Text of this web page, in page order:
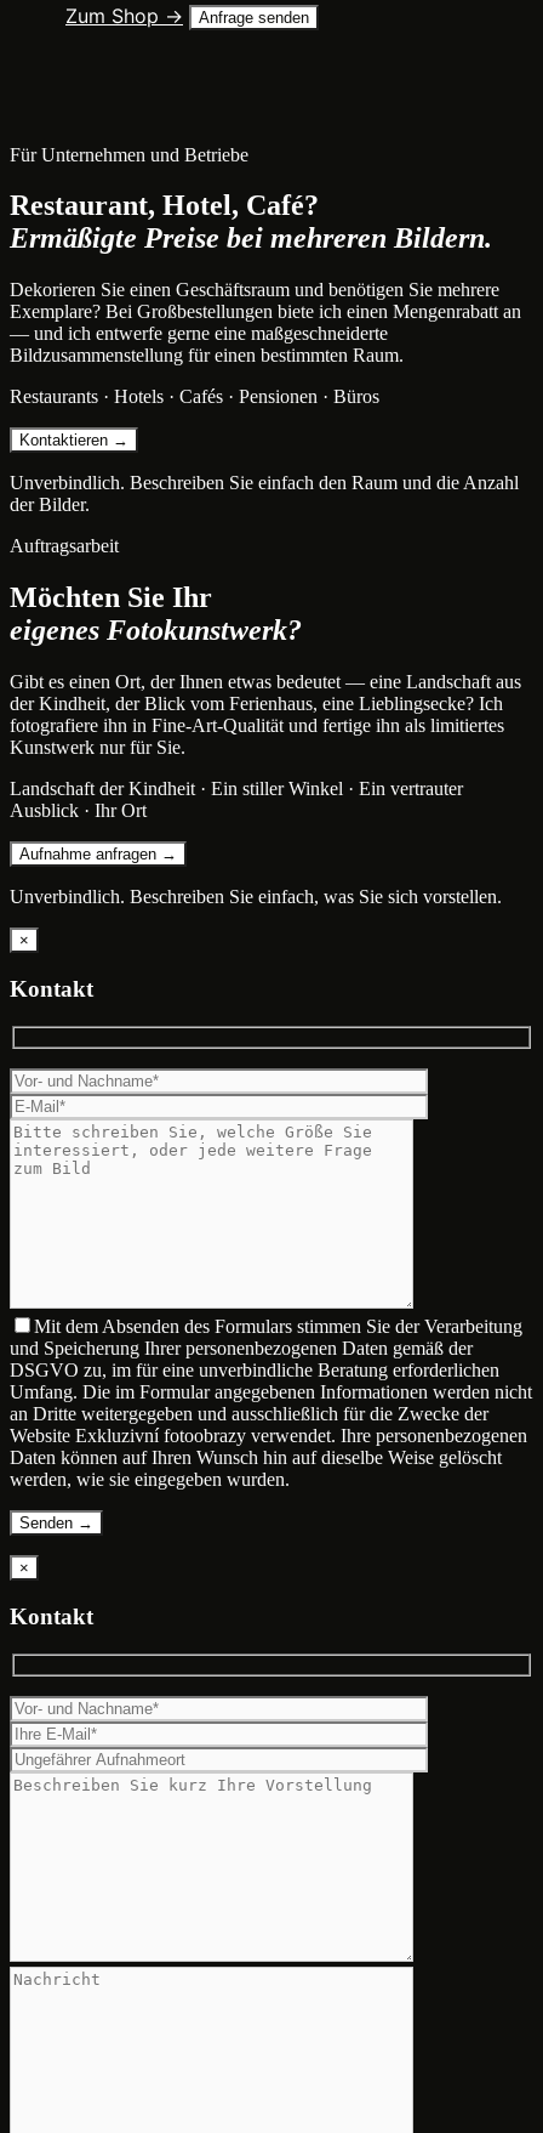
Zum Shop → Anfrage senden
Für Unternehmen und Betriebe
Restaurant, Hotel, Café?
Ermäßigte Preise bei mehreren Bildern.
Dekorieren Sie einen Geschäftsraum und benötigen Sie mehrere
Exemplare? Bei Großbestellungen biete ich einen Mengenrabatt an
— und ich entwerfe gerne eine maßgeschneiderte
Bildzusammenstellung für einen bestimmten Raum.
Restaurants · Hotels · Cafés · Pensionen · Büros
Kontaktieren →
Unverbindlich. Beschreiben Sie einfach den Raum und die Anzahl
der Bilder.
Auftragsarbeit
Möchten Sie Ihr
eigenes Fotokunstwerk?
Gibt es einen Ort, der Ihnen etwas bedeutet — eine Landschaft aus
der Kindheit, der Blick vom Ferienhaus, eine Lieblingsecke? Ich
fotografiere ihn in Fine-Art-Qualität und fertige ihn als limitiertes
Kunstwerk nur für Sie.
Landschaft der Kindheit · Ein stiller Winkel · Ein vertrauter
Ausblick · Ihr Ort
Aufnahme anfragen →
Unverbindlich. Beschreiben Sie einfach, was Sie sich vorstellen.
×
Kontakt
Mit dem Absenden des Formulars stimmen Sie der Verarbeitung
und Speicherung Ihrer personenbezogenen Daten gemäß der
DSGVO zu, im für eine unverbindliche Beratung erforderlichen
Umfang. Die im Formular angegebenen Informationen werden nicht
an Dritte weitergegeben und ausschließlich für die Zwecke der
Website Exkluzivní fotoobrazy verwendet. Ihre personenbezogenen
Daten können auf Ihren Wunsch hin auf dieselbe Weise gelöscht
werden, wie sie eingegeben wurden.
×
Kontakt